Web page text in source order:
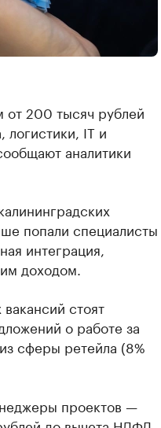
от 200 тысяч рублей
логистики, IT и
аналитики
попали специалисты
интеграция,
доходом.
стоят
о работе за
сферы ретейла (8%
проектов —